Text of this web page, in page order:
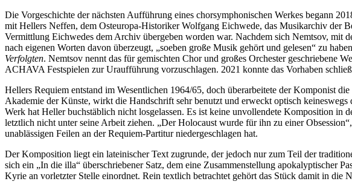
Die Vorgeschichte der nächsten Aufführung eines chorsymphonischen Werkes begann
mit Hellers Neffen, dem Osteuropa-Historiker Wolfgang Eichwede, das Musikarchiv der
Vermittlung Eichwedes dem Archiv übergeben worden war. Nachdem sich Nemtsov,
nach eigenen Worten davon überzeugt, „soeben große Musik gehört und gelesen“ zu
Verfolgten. Nemtsov nennt das für gemischten Chor und großes Orchester geschriebene
ACHAVA Festspielen zur Uraufführung vorzuschlagen. 2021 konnte das Vorhaben
Hellers Requiem entstand im Wesentlichen 1964/65, doch überarbeitete der Komponist
Akademie der Künste, wirkt die Handschrift sehr benutzt und erweckt optisch
Werk hat Heller buchstäblich nicht losgelassen. Es ist keine unvollendete Komposition in
letztlich nicht unter seine Arbeit ziehen. „Der Holocaust wurde für ihn zu einer
unablässigen Feilen an der Requiem-Partitur niedergeschlagen hat.
Der Komposition liegt ein lateinischer Text zugrunde, der jedoch nur zum Teil der
sich ein „In die illa“ überschriebener Satz, dem eine Zusammenstellung apokalyptischer
Kyrie an vorletzter Stelle einordnet. Rein textlich betrachtet gehört das Stück damit in die